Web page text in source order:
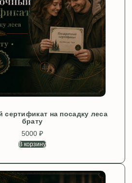
сертификат на посадку леса
брату
5000 ₽
В корзину